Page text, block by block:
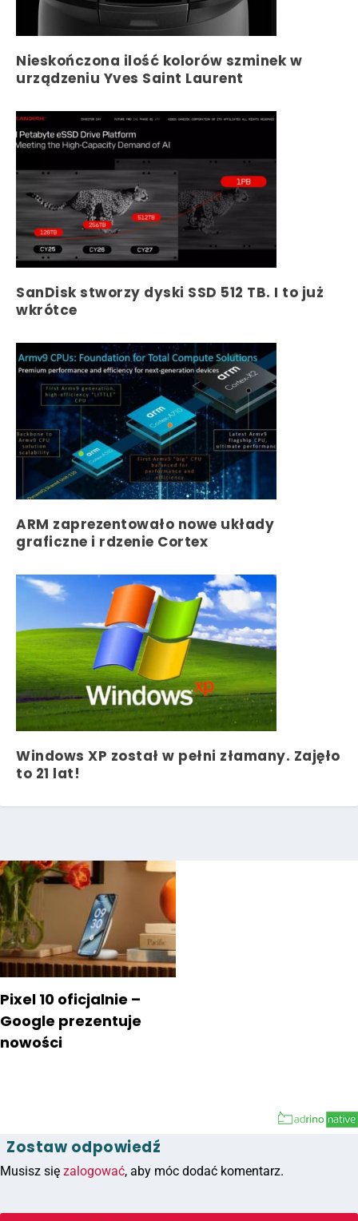
Nieskończona ilość kolorów szminek w
urządzeniu Yves Saint Laurent
SanDisk stworzy dyski SSD 512 TB. I to już
wkrótce
ARM zaprezentowało nowe układy
graficzne i rdzenie Cortex
Windows XP został w pełni złamany. Zajęło
to 21 lat!
Pixel 10 oficjalnie –
Google prezentuje
nowości
Zostaw odpowiedź
Musisz się zalogować, aby móc dodać komentarz.